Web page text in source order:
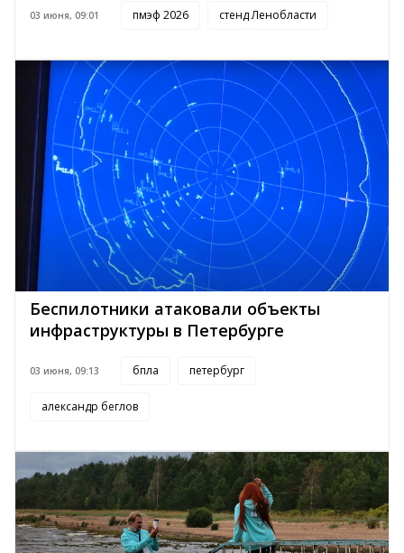
03 июня, 09:01 пмэф 2026 стенд Ленобласти
Беспилотники атаковали объекты
инфраструктуры в Петербурге
03 июня, 09:13 бпла петербург
александр беглов